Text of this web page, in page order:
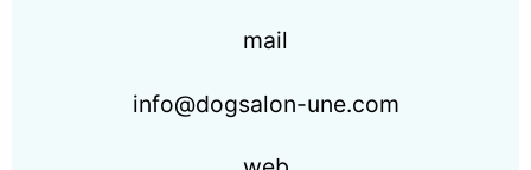
mail
info@dogsalon-une.com